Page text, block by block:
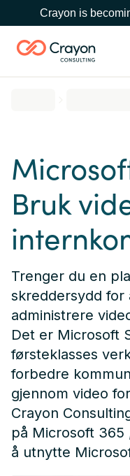
Crayon is
Bruk
Trenger du en
skreddersydd for
administrere
Det er Microsoft
førsteklasses
forbedre
gjennom video
Crayon
på Microsoft 365
å utnytte